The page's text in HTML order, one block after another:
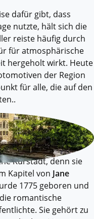
dafür gibt, dass
nutzte, hält sich die
reiste häufig durch
für atmosphärische
hergeholt wirkt. Heute
der Region
für alle, die auf den
Kurstadt, denn sie
Kapitel von Jane
1775 geboren und
romantische
Sie gehört zu